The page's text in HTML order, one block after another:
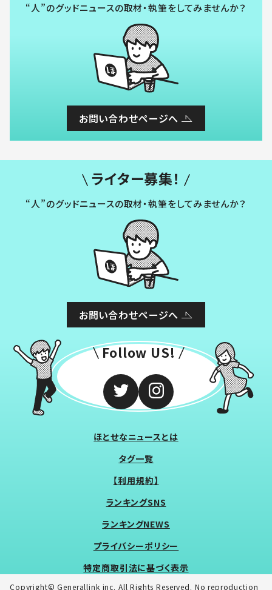
“人”のグッドニュースの取材・執筆をしてみませんか？
お問い合わせページへ
ライター募集！
“人”のグッドニュースの取材・執筆をしてみませんか？
お問い合わせページへ
Follow US!
ほとせなニュースとは
タグ一覧
【利用規約】
ランキングSNS
ランキングNEWS
プライバシーポリシー
特定商取引法に基づく表示
Copyright© Generallink inc. All Rights Reserved. No reproduction